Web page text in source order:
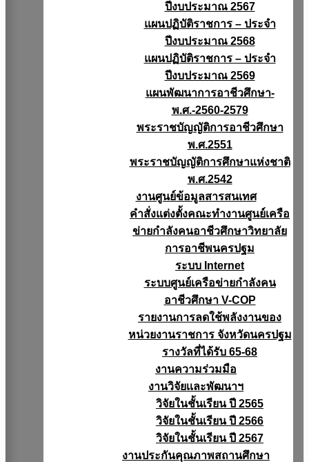
ปีงบประมาณ 2567
แผนปฏิบัติราชการ – ประจำ
ปีงบประมาณ 2568
แผนปฏิบัติราชการ – ประจำ
ปีงบประมาณ 2569
แผนพัฒนาการอาชีวศึกษา-
พ.ศ.-2560-2579
พระราชบัญญัติการอาชีวศึกษา
พ.ศ.2551
พระราชบัญญัติการศึกษาแห่งชาติ
พ.ศ.2542
งานศูนย์ข้อมูลสารสนเทศ
คำสั่งแต่งตั้งคณะทำงานศูนย์เครือ
ข่ายกำลังคนอาชีวศึกษาวิทยาลัย
การอาชีพนครปฐม
ระบบ Internet
ระบบศูนย์เครือข่ายกำลังคน
อาชีวศึกษา V-COP
รายงานการลดใช้พลังงานของ
หน่วยงานราชการ จังหวัดนครปฐม
รางวัลที่ได้รับ 65-68
งานความร่วมมือ
งานวิจัยเเละพัฒนาฯ
วิจัยในชั้นเรียน ปี 2565
วิจัยในชั้นเรียน ปี 2566
วิจัยในชั้นเรียน ปี 2567
งานประกันคุณภาพสถานศึกษา